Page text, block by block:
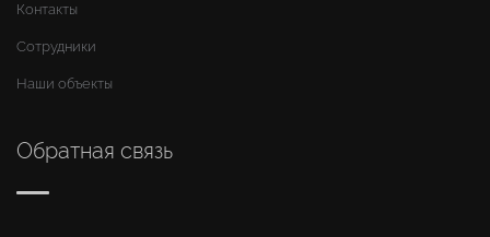
Контакты
Сотрудники
Наши объекты
Обратная связь